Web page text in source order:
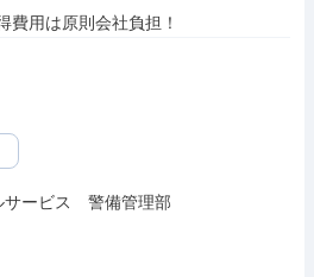
用は原則会社負担！
ービス　警備管理部